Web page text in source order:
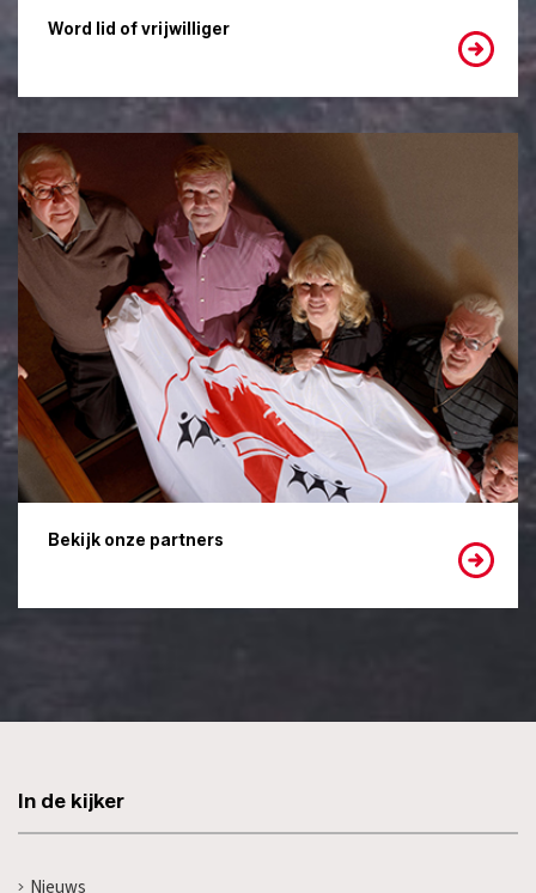
Word lid of vrijwilliger
Bekijk onze partners
In de kijker
Nieuws